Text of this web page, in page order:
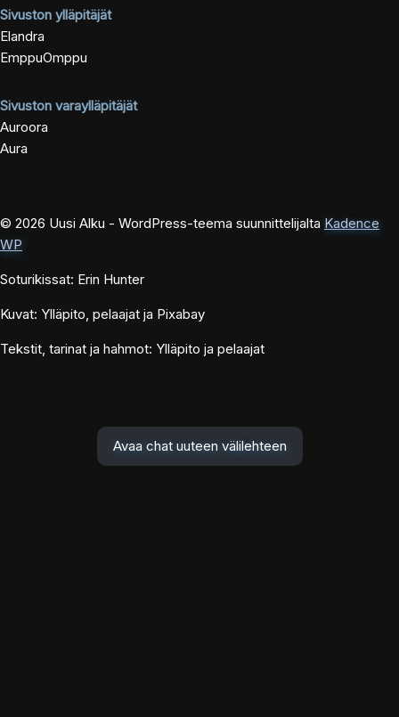
Sivuston ylläpitäjät
Elandra
EmppuOmppu
Sivuston varaylläpitäjät
Auroora
Aura
© 2026 Uusi Alku - WordPress-teema suunnittelijalta Kadence
WP
Soturikissat: Erin Hunter
Kuvat: Ylläpito, pelaajat ja Pixabay
Tekstit, tarinat ja hahmot: Ylläpito ja pelaajat
Avaa chat uuteen välilehteen